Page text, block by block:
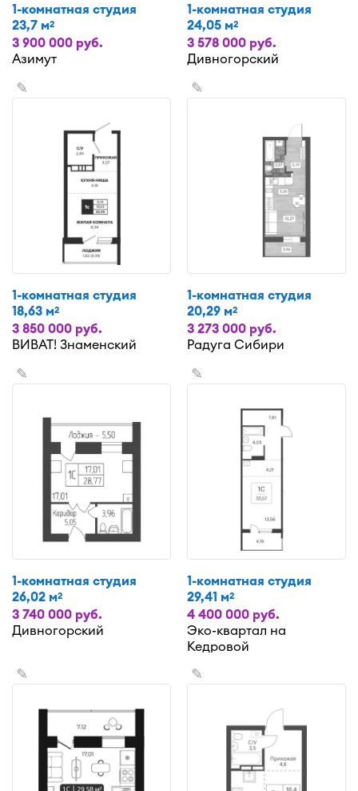
1-комнатная студия
23,7 м2
3 900 000 руб.
Азимут
1-комнатная студия
24,05 м2
3 578 000 руб.
Дивногорский
✎
1-комнатная студия
18,63 м2
3 850 000 руб.
ВИВАТ! Знаменский
✎
1-комнатная студия
20,29 м2
3 273 000 руб.
Радуга Сибири
✎
1-комнатная студия
26,02 м2
3 740 000 руб.
Дивногорский
✎
1-комнатная студия
29,41 м2
4 400 000 руб.
Эко-квартал на
Кедровой
✎ ✎